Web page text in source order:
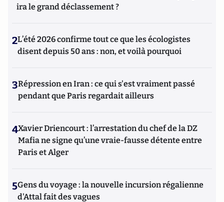
ira le grand déclassement ?
2L’été 2026 confirme tout ce que les écologistes
disent depuis 50 ans : non, et voilà pourquoi
3Répression en Iran : ce qui s'est vraiment passé
pendant que Paris regardait ailleurs
4Xavier Driencourt : l’arrestation du chef de la DZ
Mafia ne signe qu’une vraie-fausse détente entre
Paris et Alger
5Gens du voyage : la nouvelle incursion régalienne
d'Attal fait des vagues